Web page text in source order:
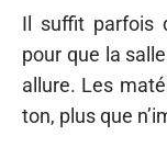
Il suffit parfois
pour que la
allure. Les
ton, plus que